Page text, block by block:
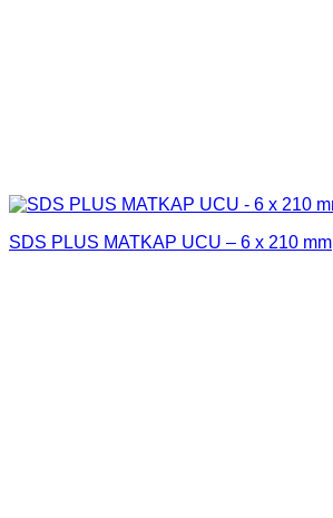
SDS PLUS MATKAP UCU – 6 x 210 mm